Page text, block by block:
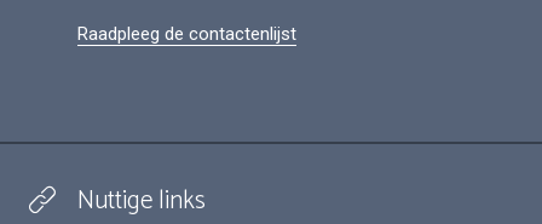
Raadpleeg de contactenlijst
Nuttige links